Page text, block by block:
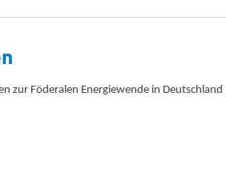
zur Föderalen Energiewende in Deutschland |